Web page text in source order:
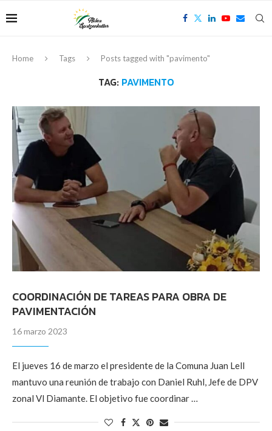
Home Tags Posts tagged with "pavimento"
TAG: PAVIMENTO
COORDINACIÓN DE TAREAS PARA OBRA DE
PAVIMENTACIÓN
16 marzo 2023
El jueves 16 de marzo el presidente de la Comuna Juan Lell
mantuvo una reunión de trabajo con Daniel Ruhl, Jefe de DPV
zonal Vl Diamante. El objetivo fue coordinar …